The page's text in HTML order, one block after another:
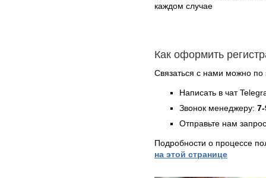
каждом случае
Как оформить
Связаться с нами можно по
Написать в чат
Звонок менеджеру:
Отправьте нам
Подробности о процессе
на этой странице